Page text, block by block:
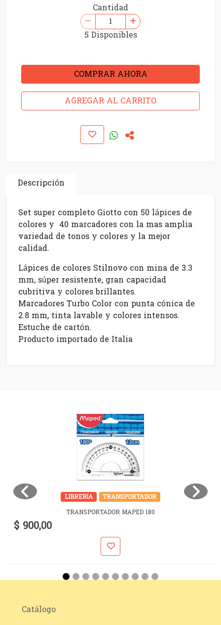
Cantidad
5 Disponibles
COMPRAR AHORA
AGREGAR AL CARRITO
Descripción
Set super completo Giotto con 50 lápices de
colores y 40 marcadores con la mas amplia
variedad de tonos y colores y la mejor
calidad.
Lápices de colores Stilnovo con mina de 3.3
mm, súper resistente, gran capacidad
cubritiva y colores brillantes.
Marcadores Turbo Color con punta cónica de
2.8 mm, tinta lavable y colores intensos.
Estuche de cartón.
Producto importado de Italia
LIBRERÍA
TRANSPORTADOR
TRANSPORTADOR MAPED 180
$ 900,00
Catálogo